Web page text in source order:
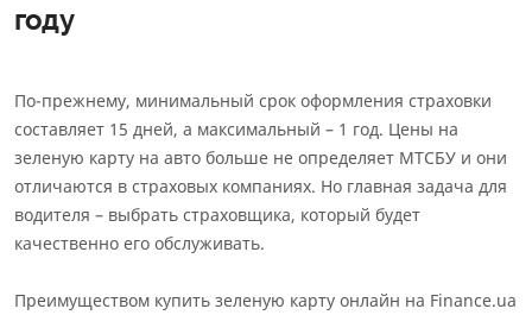
году
По-прежнему, минимальный срок оформления страховки
составляет 15 дней, а максимальный – 1 год. Цены на
зеленую карту на авто больше не определяет МТСБУ и они
отличаются в страховых компаниях. Но главная задача для
водителя – выбрать страховщика, который будет
качественно его обслуживать.
Преимуществом купить зеленую карту онлайн на Finance.ua